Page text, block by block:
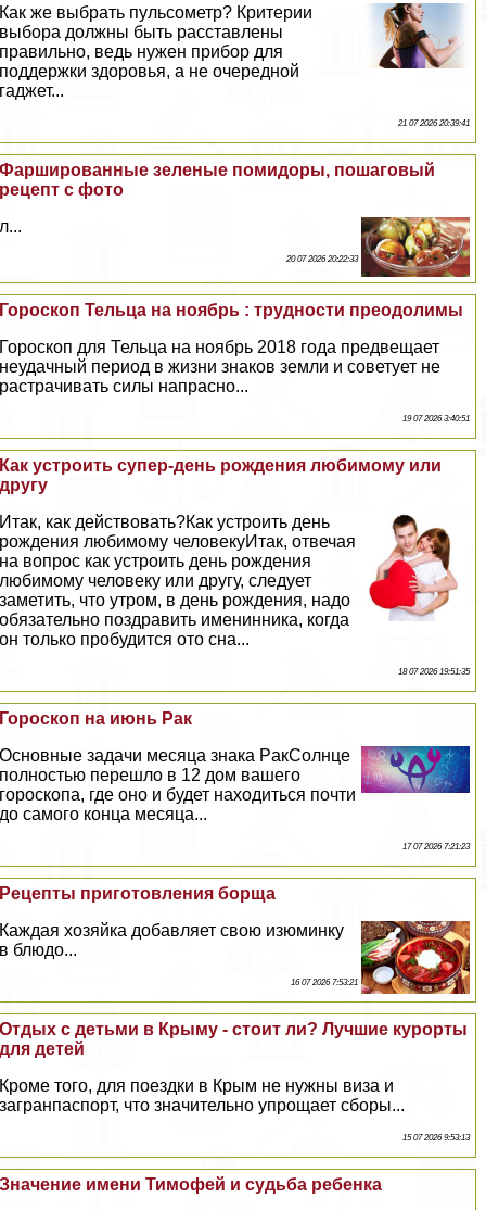
Как же выбрать пульсометр? Критерии
выбора должны быть расставлены
правильно, ведь нужен прибор для
поддержки здоровья, а не очередной
гаджет...
21 07 2026 20:39:41
Фаршированные зеленые помидоры, пошаговый
рецепт с фото
л...
20 07 2026 20:22:33
Гороскоп Тельца на ноябрь : трудности преодолимы
Гороскоп для Тельца на ноябрь 2018 года предвещает
неудачный период в жизни знаков земли и советует не
растрачивать силы напрасно...
19 07 2026 3:40:51
Как устроить супер-день рождения любимому или
другу
Итак, как действовать?Как устроить день
рождения любимому человекуИтак, отвечая
на вопрос как устроить день рождения
любимому человеку или другу, следует
заметить, что утром, в день рождения, надо
обязательно поздравить именинника, когда
он только пробудится ото сна...
18 07 2026 19:51:35
Гороскоп на июнь Paк
Основные задачи месяца знака PaкСолнце
полностью перешло в 12 дом вашего
гороскопа, где оно и будет находиться почти
до самого конца месяца...
17 07 2026 7:21:23
Рецепты приготовления борща
Каждая хозяйка добавляет свою изюминку
в блюдо...
16 07 2026 7:53:21
Отдых с детьми в Крыму - стоит ли? Лучшие курорты
для детей
Кроме того, для поездки в Крым не нужны виза и
загранпаспорт, что значительно упрощает сборы...
15 07 2026 9:53:13
Значение имени Тимофей и судьба ребенка